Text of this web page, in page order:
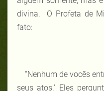
divina. O Profeta de
fato:
“Nenhum de vocês
seus atos.’ Eles